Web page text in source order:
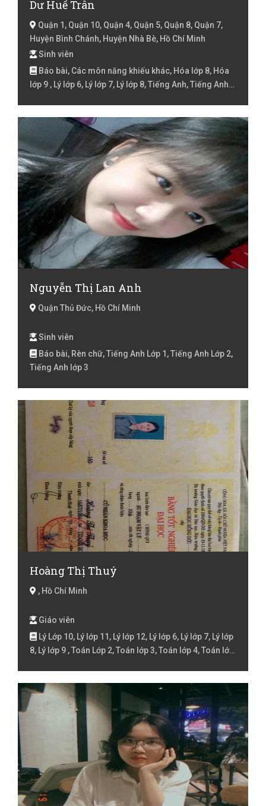
Dư Huế Trân
Quận 1, Quận 10, Quận 4, Quận 5, Quận 8, Quận 7,
Huyện Bình Chánh, Huyện Nhà Bè, Hồ Chí Minh
Sinh viên
Báo bài, Các môn năng khiếu khác, Hóa lớp 8, Hóa
lớp 9 , Lý lớp 6, Lý lớp 7, Lý lớp 8, Tiếng Anh, Tiếng Anh
10, Toán lớp 3, Toán lớp 4, Toán lớp 5, Toán lớp 6, Toán
lớp 7, Toán lớp 8, Toán lớp 9 , Văn lớp 7, Văn lớp 8, Văn
lớp 9 , Đàn Guitar, Đàn Piano
Nguyễn Thị Lan Anh
Quận Thủ Đức, Hồ Chí Minh
Sinh viên
Báo bài, Rèn chữ, Tiếng Anh Lớp 1, Tiếng Anh Lớp 2,
Tiếng Anh lớp 3
Hoàng Thị Thuý
, Hồ Chí Minh
Giáo viên
Lý Lớp 10, Lý lớp 11, Lý lớp 12, Lý lớp 6, Lý lớp 7, Lý lớp
8, Lý lớp 9 , Toán Lớp 2, Toán lớp 3, Toán lớp 4, Toán lớp